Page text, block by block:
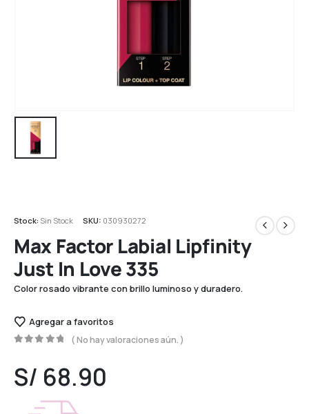
Stock: Sin Stock SKU: 030930272
Max Factor Labial Lipfinity
Just In Love 335
Color rosado vibrante con brillo luminoso y duradero.
Agregar a favoritos
( No hay valoraciones aún. )
S/ 68.90